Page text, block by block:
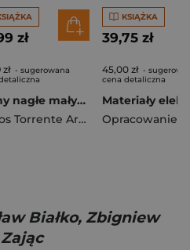
zł
- sugerowana
Stany nagłe małych zwierząt
Carlos Torrente Artero
KSIĄŻKA
39,75 zł
45,00 zł -
cena detaliczna
Białko, Zbigniew